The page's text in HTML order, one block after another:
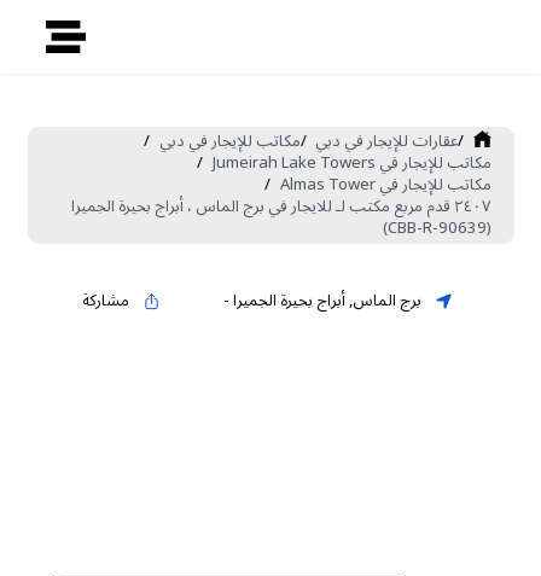
/عقارات للإيجار في دبي /مكاتب للإيجار في دبي /
مكاتب للإيجار في Jumeirah Lake Towers /
مكاتب للإيجار في Almas Tower /
٢٤٠٧ قدم مربع مكتب لـ للايجار في برج الماس ، أبراج بحيرة الجميرا
(CBB-R-90639)
برج الماس,أبراج بحيرة الجميرا- مشاركة